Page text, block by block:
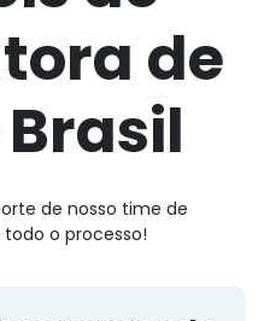
de
de nosso time de
o processo!